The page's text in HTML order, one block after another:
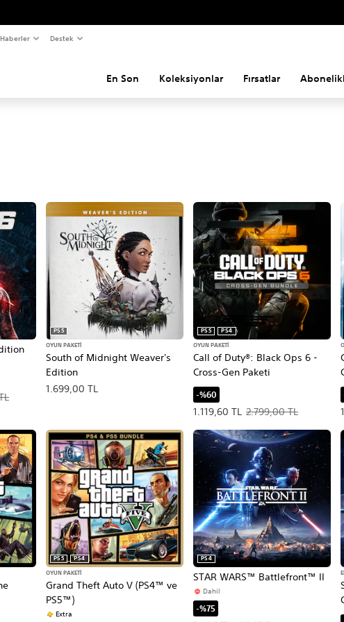
Haberler Destek
En Son Koleksiyonlar Fırsatlar
TL. Orijinal fiyat, 2.900,00 TL.
South of Midnight Weaver's
Edition
PS5
OYUN PAKETI
1.699,00 TL
Call of Duty®: Black Ops 6 -
Cross-Gen Paketi
PS5
PS4
OYUN PAKETI
-%60
1.119,60 TL
Teklif edilen fiyat, 1.119,60 TL.
2.799,00 TL
Grand Theft Auto V (PS4™ ve
PS5™)
PS5
PS4
OYUN PAKETI
Extra
STAR WARS™ Battlefront™ II
PS4
Dahil
-%75